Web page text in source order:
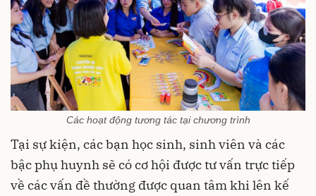
Các hoạt động tương tác tại chương trình
Tại sự kiện, các bạn học sinh, sinh viên và các
bậc phụ huynh sẽ có cơ hội được tư vấn trực tiếp
về các vấn đề thường được quan tâm khi lên kế